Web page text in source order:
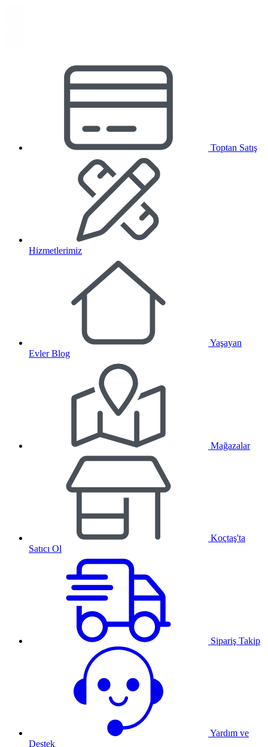
Toptan Satış
Hizmetlerimiz
Yaşayan
Evler Blog
Mağazalar
Koçtaş'ta
Satıcı Ol
Sipariş Takip
Yardım ve
Destek